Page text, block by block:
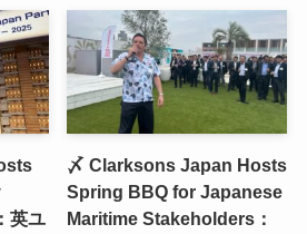
英ユ
〆 Clarksons Japan Hosts
Spring BBQ for Japanese
Maritime Stakeholders：